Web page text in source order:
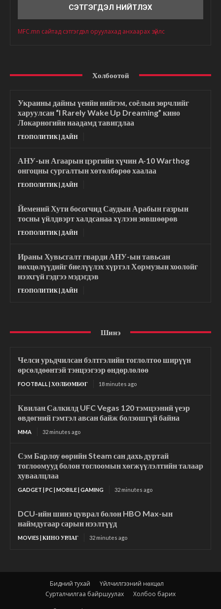
MFC.mn сайтад сэтгэгдэл оруулахад анхаарах зүйлс
Холбоотой
Украины дайны үеийн нийгэм, соёлын зөрчлийг
харуулсан “I Rarely Wake Up Dreaming” кино
Локарногийн наадамд тавигдлаа
ГЕОПОЛИТИК | ДАЙН
АНУ-ын Агаарын цэргийн хүчин A-10 Warthog
онгоцны сургалтын хөтөлбөрөө хаалаа
ГЕОПОЛИТИК | ДАЙН
Йемений Хути босогчид Саудын Арабын газрын
тосны үйлдвэрт халдсанаа хүлээн зөвшөөрөв
ГЕОПОЛИТИК | ДАЙН
Ираны Хувьсгалт гварди АНУ-ын тавьсан
нөхцөлүүдийг биелүүлэх хүртэл Хормузын хоолойг
нээхгүй гэдгээ мэдэгдэв
ГЕОПОЛИТИК | ДАЙН
Шинэ
Челси урьдчилсан бэлтгэлийн тоглолтоо ширүүн
өрсөлдөөнтэй тэнцээгээр өндөрлөлөө
FOOTBALL | ХӨЛБӨМБӨГ 18 minutes ago
Квилан Салкилд UFC Vegas 120 тэмцээний үеэр
өвдөгний гэмтэл авсан байж болзошгүй байна
MMA 32 minutes ago
Сэм Барлоу өөрийн Steam сан дахь дуртай
тоглоомууд болон тоглоомын хөгжүүлэлтийн талаар
хуваалцлаа
GADGET | PC | MOBILE | GAMING 32 minutes ago
DCU-ийн шинэ цуврал болон HBO Max-ын
наймдугаар сарын нээлтүүд
MOVIES | КИНО УРЛАГ 32 minutes ago
Бидний тухай
Үйлчилгээний нөхцөл
Сурталчилгаа байршуулах
Холбоо барих